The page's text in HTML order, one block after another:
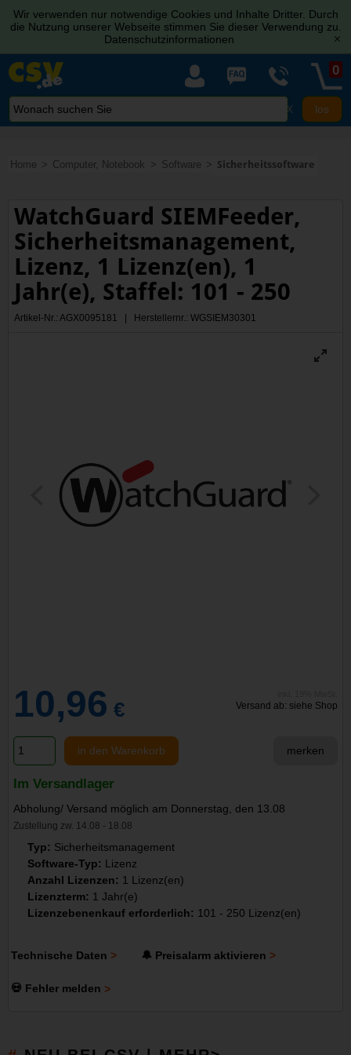
Wir verwenden nur notwendige Cookies und Inhalte Dritter. Durch
die Nutzung unserer Webseite stimmen Sie dieser Verwendung zu.
Datenschutzinformationen
[x]
X
0
Home Computer, Notebook Software Sicherheitssoftware
WatchGuard SIEMFeeder,
Sicherheitsmanagement,
Lizenz, 1 Lizenz(en), 1
Jahr(e), Staffel: 101 - 250
Artikel-Nr.: AGX0095181 | Herstellernr.: WGSIEM30301
10,96 € Versand ab: siehe Shop
in den Warenkorb merken
Im Versandlager
Abholung/ Versand möglich am Donnerstag, den 13.08
Zustellung zw. 14.08 - 18.08
Typ: Sicherheitsmanagement
Software-Typ: Lizenz
Anzahl Lizenzen: 1 Lizenz(en)
Lizenzterm: 1 Jahr(e)
Lizenzebenenkauf erforderlich: 101 - 250 Lizenz(en)
Technische Daten 🔔 Preisalarm aktivieren
💀 Fehler melden